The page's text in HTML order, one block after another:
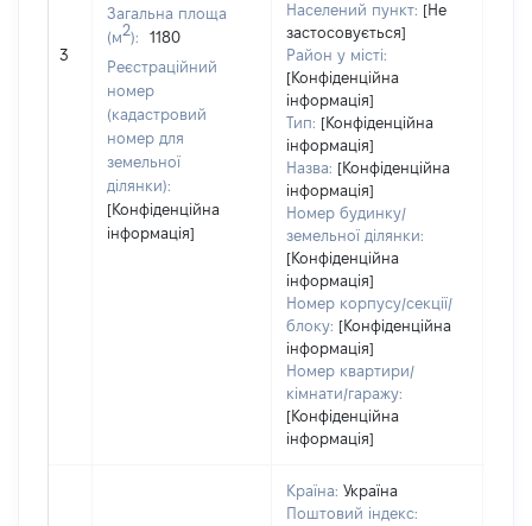
3
Загальна площа
(м2):
1180
Реєстраційний
номер
(кадастровий
номер для
земельної
ділянки):
[Конфіденційна
інформація]
Населений пункт: [Не
застосовується]
Район у місті:
[Конфіденційна
інформація]
Тип: [Конфіденційна
інформація]
Назва: [Конфіденційна
інформація]
Номер будинку/
земельної ділянки:
[Конфіденційна
інформація]
Номер корпусу/секції/
блоку: [Конфіденційна
інформація]
Номер квартири/
кімнати/гаражу:
[Конфіденційна
інформація]
Країна: Україна
Поштовий індекс: